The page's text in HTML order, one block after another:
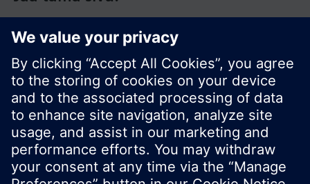
© Siemens Switzerland Ltd. 2017